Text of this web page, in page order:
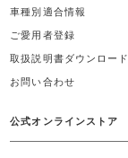
車種別適合情報
ご愛用者登録
取扱説明書ダウンロード
お問い合わせ
公式オンラインストア